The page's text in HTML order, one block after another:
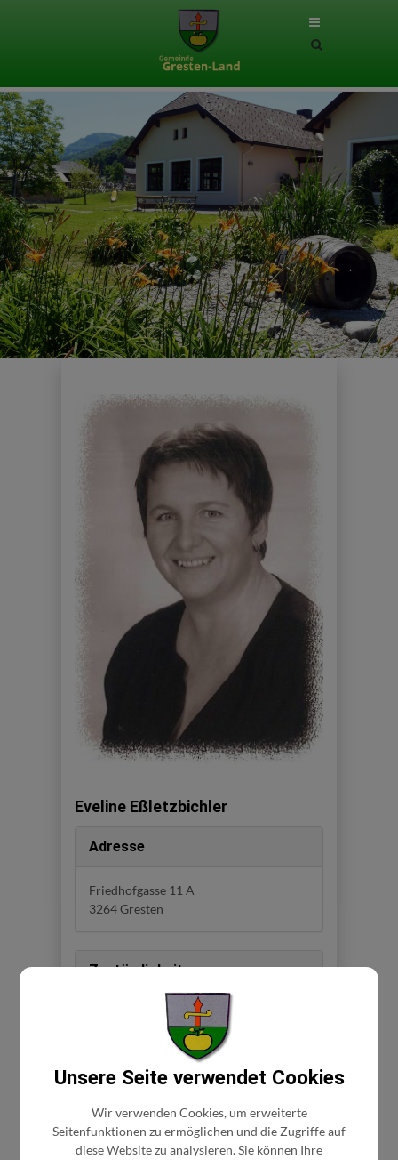
Site
Eveline Eßletzbichler
Adresse
Friedhofgasse 11 A
3264 Gresten
Zuständigkeit
Raumpflegerin und Ersatz
Kinderbetreuerin
⇐ zurück
Unsere Seite verwendet Cookies
Wir verwenden Cookies, um erweiterte
Seitenfunktionen zu ermöglichen und die Zugriffe auf
diese Website zu analysieren. Sie können Ihre